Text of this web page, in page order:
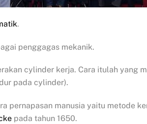
.
penggagas mekanik.
cylinder kerja. Cara itulah yang
pada cylinder).
pernapasan manusia yaitu metode
pada tahun 1650.